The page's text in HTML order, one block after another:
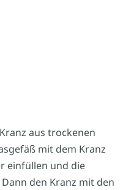
aus trockenen
mit dem Kranz
einfüllen und die
den Kranz mit den